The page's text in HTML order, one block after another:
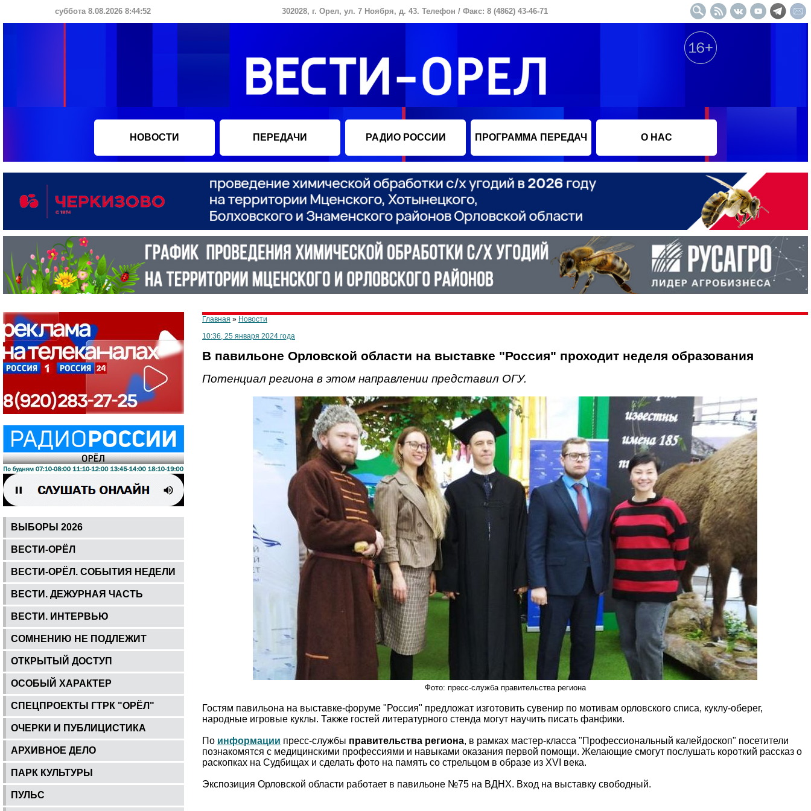
суббота 8.08.2026 8:44:53 302028, г. Орел, ул. 7 Ноября, д. 43. Телефон / Факс: 8 (4862) 43-46-71
НОВОСТИ ПЕРЕДАЧИ РАДИО РОССИИ ПРОГРАММА ПЕРЕДАЧ О НАС
ВЫБОРЫ 2026
ВЕСТИ-ОРЁЛ
ВЕСТИ-ОРЁЛ. СОБЫТИЯ НЕДЕЛИ
ВЕСТИ. ДЕЖУРНАЯ ЧАСТЬ
ВЕСТИ. ИНТЕРВЬЮ
СОМНЕНИЮ НЕ ПОДЛЕЖИТ
ОТКРЫТЫЙ ДОСТУП
ОСОБЫЙ ХАРАКТЕР
СПЕЦПРОЕКТЫ ГТРК "ОРЁЛ"
ОЧЕРКИ И ПУБЛИЦИСТИКА
АРХИВНОЕ ДЕЛО
ПАРК КУЛЬТУРЫ
ПУЛЬС
Главная » Новости
10:36, 25 января 2024 года
В павильоне Орловской области на выставке "Россия" проходит неделя образования
Потенциал региона в этом направлении представил ОГУ.
Фото: пресс-служба правительства региона
Гостям павильона на выставке-форуме "Россия" предложат изготовить сувенир по мотивам орловского списа, куклу-оберег,
народные игровые куклы. Также гостей литературного стенда могут научить писать фанфики.
По информации пресс-службы правительства региона, в рамках мастер-класса "Профессиональный калейдоскоп" посетители
познакомятся с медицинскими профессиями и навыками оказания первой помощи. Желающие смогут послушать короткий рассказ о
раскопках на Судбищах и сделать фото на память со стрельцом в образе из XVI века.
Экспозиция Орловской области работает в павильоне №75 на ВДНХ. Вход на выставку свободный.